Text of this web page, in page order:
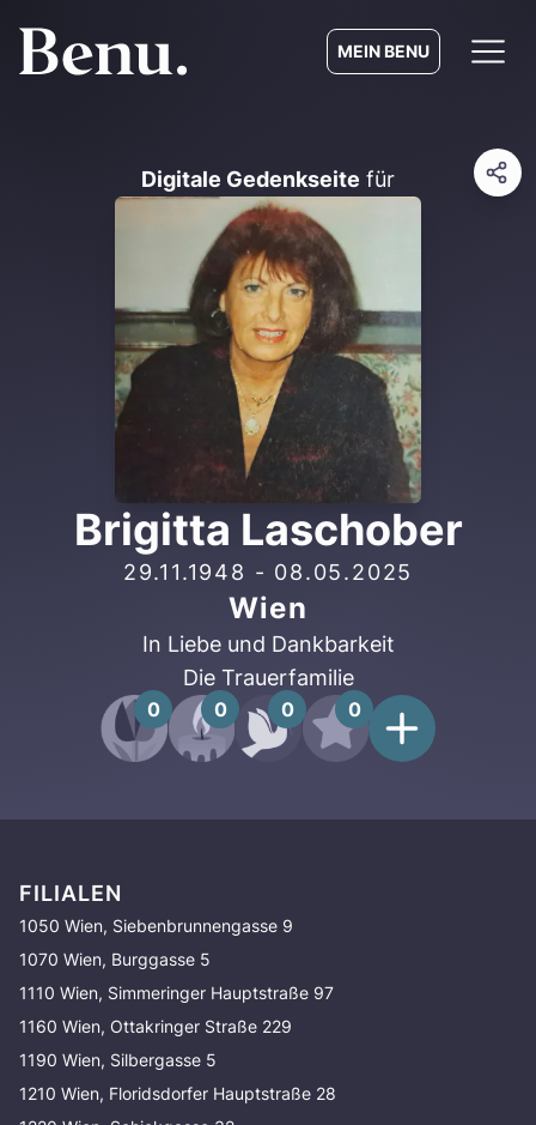
MEIN BENU
Digitale Gedenkseite für
Brigitta Laschober
29.11.1948 - 08.05.2025
Wien
In Liebe und Dankbarkeit
Die Trauerfamilie
0 0 0 0
FILIALEN
1050 Wien, Siebenbrunnengasse 9
1070 Wien, Burggasse 5
1110 Wien, Simmeringer Hauptstraße 97
1160 Wien, Ottakringer Straße 229
1190 Wien, Silbergasse 5
1210 Wien, Floridsdorfer Hauptstraße 28